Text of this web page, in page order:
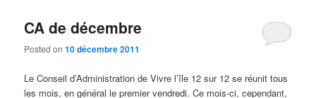
CA de décembre
Posted on10 décembre 2011
Le Conseil d’Administration de Vivre l’île 12 sur 12 se réunit tous
les mois, en général le premier vendredi. Ce mois-ci, cependant,